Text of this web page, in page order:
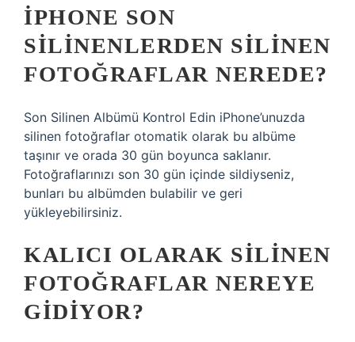
IPHONE SON
SILINENLERDEN SILINEN
FOTOĞRAFLAR NEREDE?
Son Silinen Albümü Kontrol Edin iPhone’unuzda
silinen fotoğraflar otomatik olarak bu albüme
taşınır ve orada 30 gün boyunca saklanır.
Fotoğraflarınızı son 30 gün içinde sildiyseniz,
bunları bu albümden bulabilir ve geri
yükleyebilirsiniz.
KALICI OLARAK SILINEN
FOTOĞRAFLAR NEREYE
GIDIYOR?